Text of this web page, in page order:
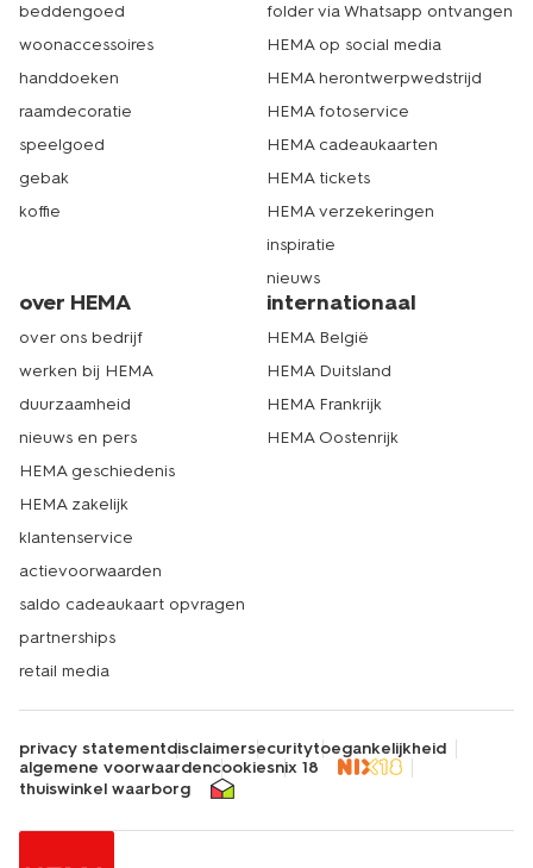
beddengoed
woonaccessoires
handdoeken
raamdecoratie
speelgoed
gebak
koffie
folder via Whatsapp ontvangen
HEMA op social media
HEMA herontwerpwedstrijd
HEMA fotoservice
HEMA cadeaukaarten
HEMA tickets
HEMA verzekeringen
inspiratie
nieuws
over HEMA
over ons bedrijf
werken bij HEMA
duurzaamheid
nieuws en pers
HEMA geschiedenis
HEMA zakelijk
klantenservice
actievoorwaarden
saldo cadeaukaart opvragen
partnerships
retail media
internationaal
HEMA België
HEMA Duitsland
HEMA Frankrijk
HEMA Oostenrijk
privacy statementdisclaimersecuritytoegankelijkheid
algemene voorwaardencookiesnix 18
thuiswinkel waarborg